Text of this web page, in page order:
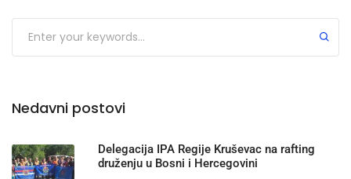
Nedavni postovi
Delegacija IPA Regije Kruševac na rafting
druženju u Bosni i Hercegovini